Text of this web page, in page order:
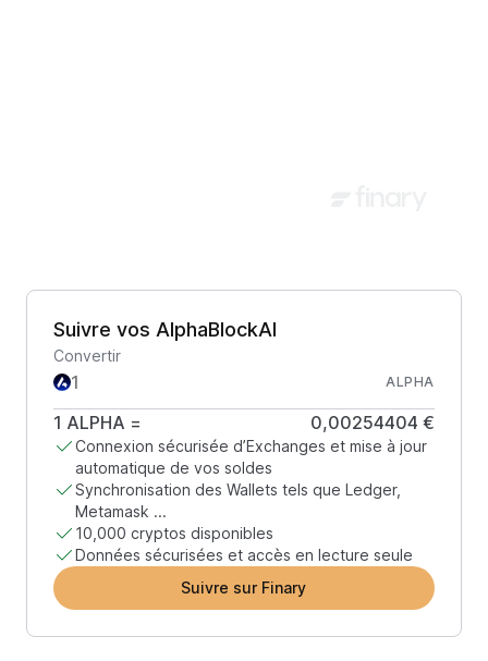
Suivre vos AlphaBlockAI
Convertir
ALPHA
1 ALPHA = 0,00254404 €
Connexion sécurisée d’Exchanges et mise à jour
automatique de vos soldes
Synchronisation des Wallets tels que Ledger,
Metamask ...
10,000 cryptos disponibles
Données sécurisées et accès en lecture seule
Suivre sur Finary